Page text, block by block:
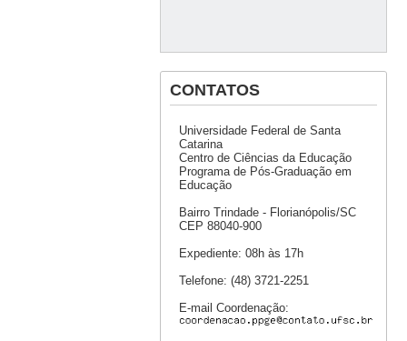
CONTATOS
Universidade Federal de Santa
Catarina
Centro de Ciências da Educação
Programa de Pós-Graduação em
Educação
Bairro Trindade - Florianópolis/SC
CEP 88040-900
Expediente: 08h às 17h
Telefone: (48) 3721-2251
E-mail Coordenação: